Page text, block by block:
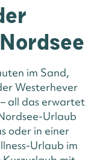
im Sand,
Westerhever
all das erwartet
Urlaub
oder in einer
Urlaub im